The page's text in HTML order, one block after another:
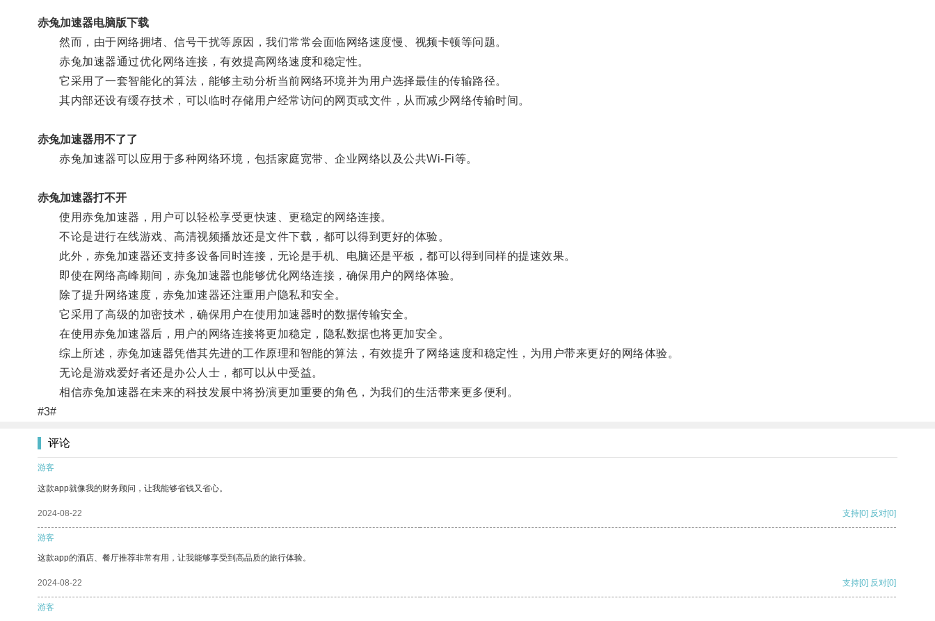
赤兔加速器电脑版下载
然而，由于网络拥堵、信号干扰等原因，我们常常会面临网络速度慢、视频卡顿等问题。
赤兔加速器通过优化网络连接，有效提高网络速度和稳定性。
它采用了一套智能化的算法，能够主动分析当前网络环境并为用户选择最佳的传输路径。
其内部还设有缓存技术，可以临时存储用户经常访问的网页或文件，从而减少网络传输时间。
赤兔加速器用不了了
赤兔加速器可以应用于多种网络环境，包括家庭宽带、企业网络以及公共Wi-Fi等。
赤兔加速器打不开
使用赤兔加速器，用户可以轻松享受更快速、更稳定的网络连接。
不论是进行在线游戏、高清视频播放还是文件下载，都可以得到更好的体验。
此外，赤兔加速器还支持多设备同时连接，无论是手机、电脑还是平板，都可以得到同样的提速效果。
即使在网络高峰期间，赤兔加速器也能够优化网络连接，确保用户的网络体验。
除了提升网络速度，赤兔加速器还注重用户隐私和安全。
它采用了高级的加密技术，确保用户在使用加速器时的数据传输安全。
在使用赤兔加速器后，用户的网络连接将更加稳定，隐私数据也将更加安全。
综上所述，赤兔加速器凭借其先进的工作原理和智能的算法，有效提升了网络速度和稳定性，为用户带来更好的网络体验。
无论是游戏爱好者还是办公人士，都可以从中受益。
相信赤兔加速器在未来的科技发展中将扮演更加重要的角色，为我们的生活带来更多便利。
#3#
评论
游客
这款app就像我的财务顾问，让我能够省钱又省心。
2024-08-22 支持[0] 反对[0]
游客
这款app的酒店、餐厅推荐非常有用，让我能够享受到高品质的旅行体验。
2024-08-22 支持[0] 反对[0]
游客